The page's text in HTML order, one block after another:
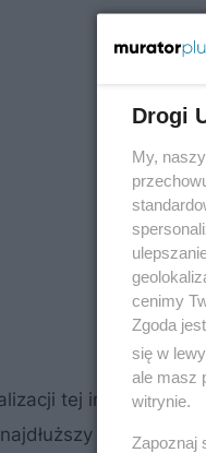
tej inwestycji,
w Polsce
Drogi
My,
cenimy
Zgoda
się w
ale masz
witrynie.
Zapoznaj